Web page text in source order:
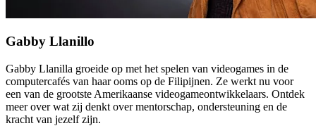
Gabby Llanillo
Gabby Llanilla groeide op met het spelen van videogames in de
computercafés van haar ooms op de Filipijnen. Ze werkt nu voor
een van de grootste Amerikaanse videogameontwikkelaars. Ontdek
meer over wat zij denkt over mentorschap, ondersteuning en de
kracht van jezelf zijn.